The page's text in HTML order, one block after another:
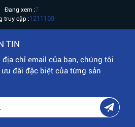
Đang xem :7
truy cập :1211169
TIN
chỉ email của bạn, chúng tôi
đãi đặc biệt của từng sản